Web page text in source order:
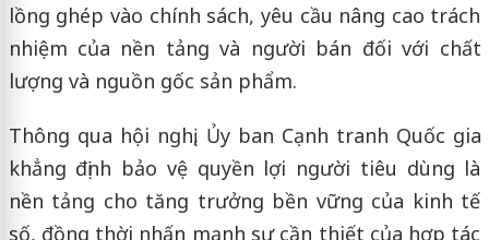
lồng ghép vào chính sách, yêu cầu nâng cao trách
nhiệm của nền tảng và người bán đối với chất
lượng và nguồn gốc sản phẩm.
Thông qua hội nghị, Ủy ban Cạnh tranh Quốc gia
khẳng định bảo vệ quyền lợi người tiêu dùng là
nền tảng cho tăng trưởng bền vững của kinh tế
số, đồng thời nhấn mạnh sự cần thiết của hợp tác